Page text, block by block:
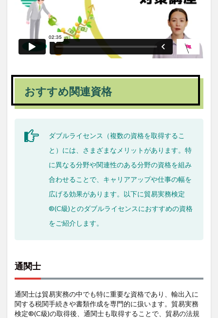
おすすめ関連資格
ダブルライセンス（複数の資格を取得するこ
と）には、さまざまなメリットがあります。特
に異なる分野や関連性のある分野の資格を組み
合わせることで、キャリアアップや仕事の幅を
広げる効果があります。以下に貿易実務検定
®(C級)とのダブルライセンスにおすすめの資格
をご紹介します。
通関士
通関士は貿易実務の中でも特に重要な資格であり、輸出入に
関する税関手続きや書類作成を専門的に扱います。貿易実務
検定®(C級)の取得後、通関士も取得することで、貿易の法規